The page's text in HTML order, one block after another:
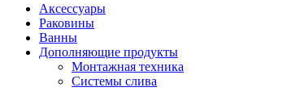
Аксессуары
Раковины
Ванны
Дополняющие продукты
Монтажная техника
Системы слива